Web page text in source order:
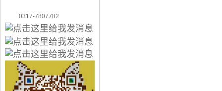
0317-7807782